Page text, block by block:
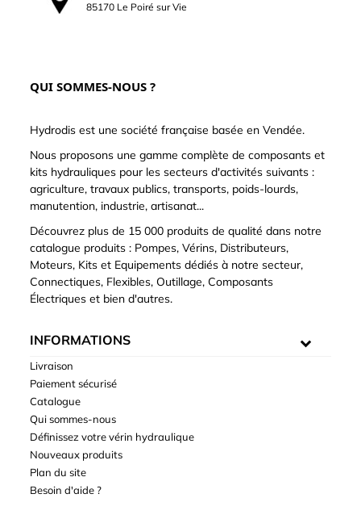
85170 Le Poiré sur Vie
QUI SOMMES-NOUS ?
Hydrodis est une société française basée en Vendée.
Nous proposons une gamme complète de composants et
kits hydrauliques pour les secteurs d'activités suivants :
agriculture, travaux publics, transports, poids-lourds,
manutention, industrie, artisanat...
Découvrez plus de 15 000 produits de qualité dans notre
catalogue produits : Pompes, Vérins, Distributeurs,
Moteurs, Kits et Equipements dédiés à notre secteur,
Connectiques, Flexibles, Outillage, Composants
Électriques et bien d'autres.
INFORMATIONS
Livraison
Paiement sécurisé
Catalogue
Qui sommes-nous
Définissez votre vérin hydraulique
Nouveaux produits
Plan du site
Besoin d'aide ?